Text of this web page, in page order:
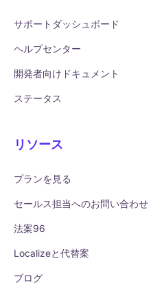
サポートダッシュボード
ヘルプセンター
開発者向けドキュメント
ステータス
リソース
プランを見る
セールス担当へのお問い合わせ
法案96
Localizeと代替案
ブログ